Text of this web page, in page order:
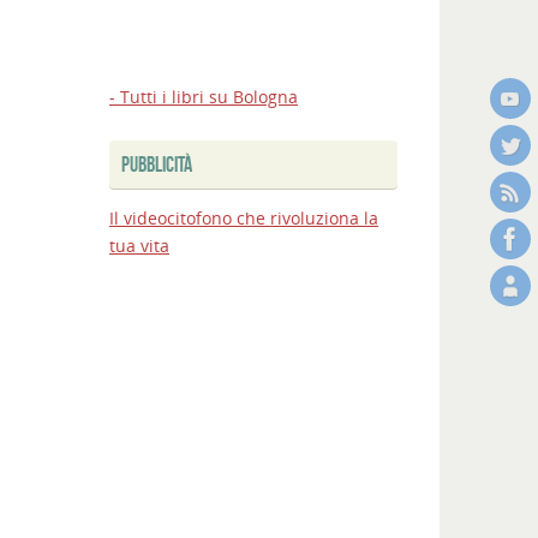
- Tutti i libri su Bologna
PUBBLICITÀ
Il videocitofono che rivoluziona la
tua vita